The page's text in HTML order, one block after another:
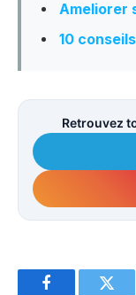
Ameliorer
10
Retrouvez